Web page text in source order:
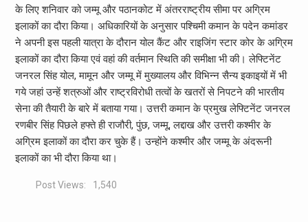
के लिए शनिवार को जम्मू और पठानकोट में अंतरराष्ट्रीय सीमा पर अग्रिम
इलाकों का दौरा किया। अधिकारियों के अनुसार पश्चिमी कमान के पदेन कमांडर
ने अपनी इस पहली यात्रा के दौरान योल कैंट और राइजिंग स्टार कोर के अग्रिम
इलाकों का दौरा किया एवं वहां की वर्तमान स्थिति की समीक्षा भी की। लेफ्टिनेंट
जनरल सिंह योल, मामून और जम्मू में मुख्यालय और विभिन्न सैन्य इकाइयों में भी
गये जहां उन्हें शत्रुओं और राष्ट्रविरोधी तत्वों के खतरों से निपटने की भारतीय
सेना की तैयारी के बारे में बताया गया। उत्तरी कमान के प्रमुख लेफ्टिनेंट जनरल
रणबीर सिंह पिछले हफ्ते ही राजौरी, पुंछ, जम्मू, लद्दाख और उत्तरी कश्मीर के
अग्रिम इलाकों का दौरा कर चुके हैं। उन्होंने कश्मीर और जम्मू के अंदरूनी
इलाकों का भी दौरा किया था।
Post Views: 1,540